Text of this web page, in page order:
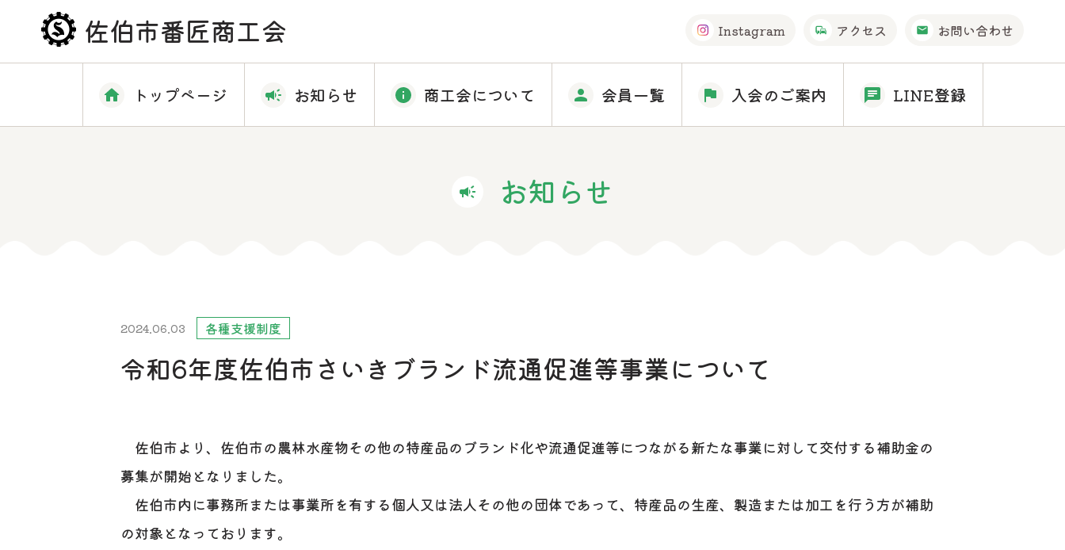
佐伯市番匠商工会 Instagram アクセス お問い合わせ
トップページ お知らせ 商工会について 会員一覧 入会のご案内 LINE登録
campaign お知らせ
2024.06.03 各種支援制度
令和6年度佐伯市さいきブランド流通促進等事業について
佐伯市より、佐伯市の農林水産物その他の特産品のブランド化や流通促進等につながる新たな事業に対して交付する補助金の
募集が開始となりました。
佐伯市内に事務所または事業所を有する個人又は法人その他の団体であって、特産品の生産、製造または加工を行う方が補助
の対象となっております。